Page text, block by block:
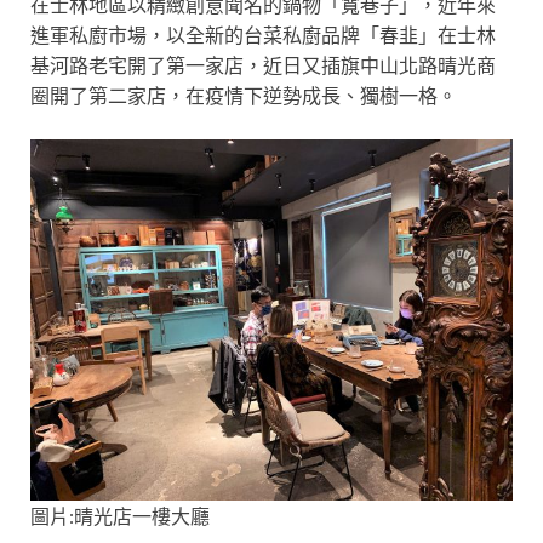
進軍私廚市場，以全新的台菜私廚品牌「春韭」在士林
基河路老宅開了第一家店，近日又插旗中山北路晴光商
圈開了第二家店，在疫情下逆勢成長、獨樹一格。
圖片:晴光店一樓大廳